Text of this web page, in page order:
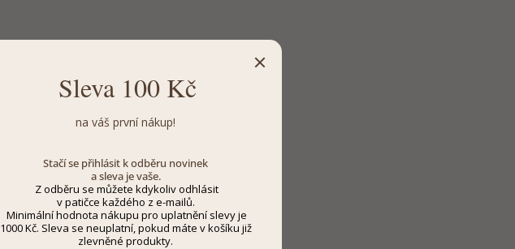
Sleva 100 Kč
na váš první nákup!
Stačí se přihlásit k odběru novinek
a sleva je vaše.
Z odběru se můžete kdykoliv odhlásit
v patičce každého z e-mailů.
Minimální hodnota nákupu pro uplatnění slevy je
1000 Kč. Sleva se neuplatní, pokud máte v košíku již
zlevněné produkty.